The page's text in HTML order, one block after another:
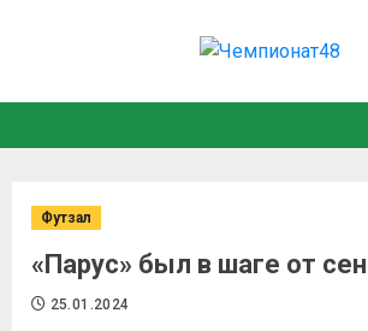
Футзал
«Парус» был в шаге от
25.01.2024